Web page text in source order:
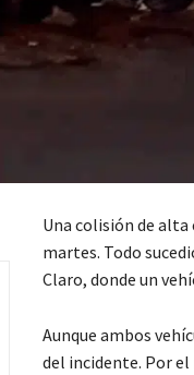
Una colisión de alta
martes. Todo
Claro, donde un
Aunque ambos
del incidente. Por